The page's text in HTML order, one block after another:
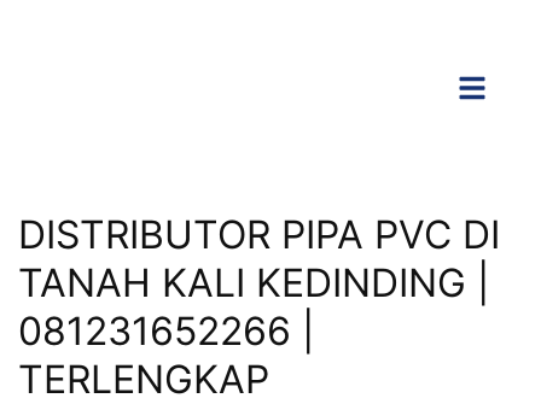
DISTRIBUTOR PIPA PVC DI
TANAH KALI KEDINDING |
081231652266 |
TERLENGKAP